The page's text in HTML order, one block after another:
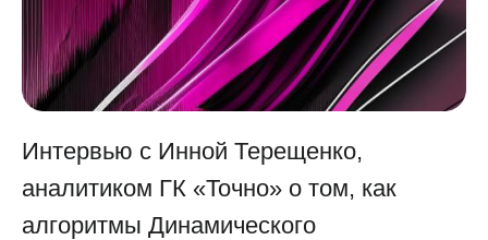
Интервью с Инной Терещенко,
аналитиком ГК «Точно» о том, как
алгоритмы Динамического